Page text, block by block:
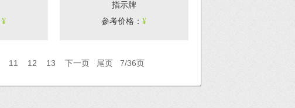
¥
指示牌
参考价格 ： ¥
11 12 13 下一页 尾页 7/36页